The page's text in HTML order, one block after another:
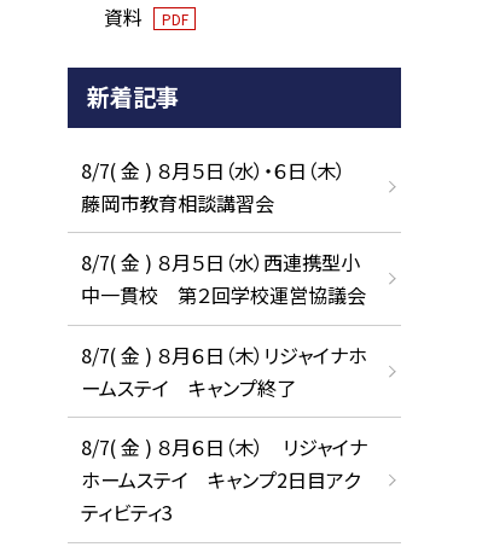
資料
PDF
新着記事
8/7( 金 ) ８月５日（水）・６日（木）
藤岡市教育相談講習会
8/7( 金 ) ８月５日（水）西連携型小
中一貫校 第２回学校運営協議会
8/7( 金 ) ８月６日（木）リジャイナホ
ームステイ キャンプ終了
8/7( 金 ) ８月６日（木） リジャイナ
ホームステイ キャンプ2日目アク
ティビティ3